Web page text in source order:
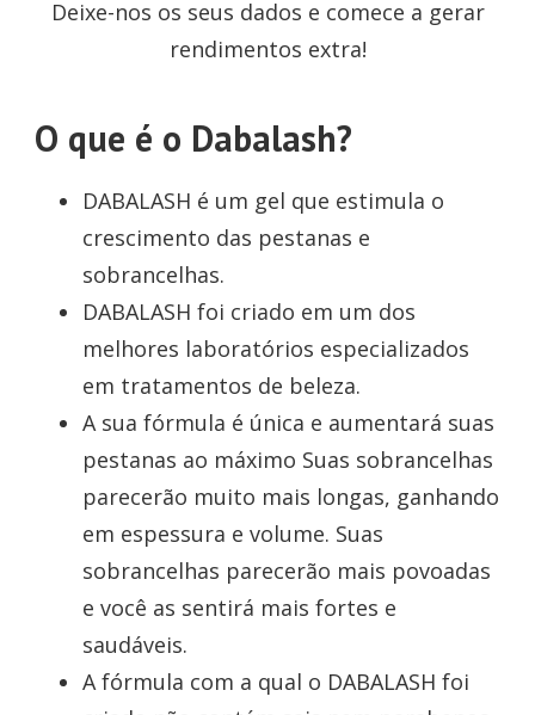
Deixe-nos os seus dados e comece a gerar
rendimentos extra!
O que é o Dabalash?
DABALASH é um gel que estimula o
crescimento das pestanas e
sobrancelhas.
DABALASH foi criado em um dos
melhores laboratórios especializados
em tratamentos de beleza.
A sua fórmula é única e aumentará suas
pestanas ao máximo Suas sobrancelhas
parecerão muito mais longas, ganhando
em espessura e volume. Suas
sobrancelhas parecerão mais povoadas
e você as sentirá mais fortes e
saudáveis.
A fórmula com a qual o DABALASH foi